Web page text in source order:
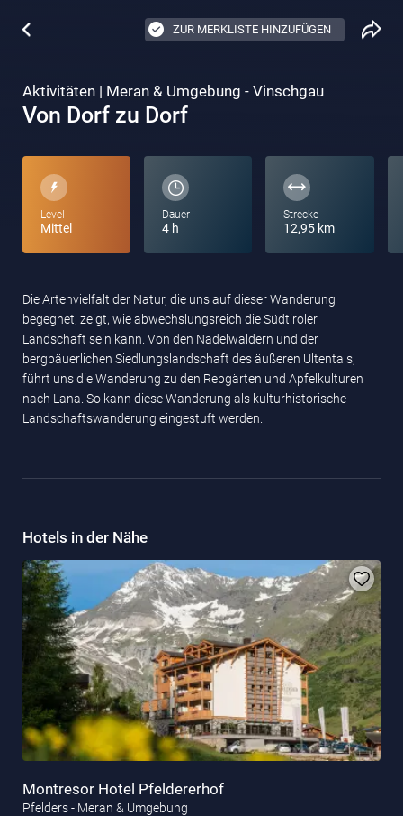
ZUR MERKLISTE HINZUFÜGEN
Aktivitäten | Meran & Umgebung - Vinschgau
Von Dorf zu Dorf
Level
Mittel
Dauer
4 h
Strecke
12,95 km
Die Artenvielfalt der Natur, die uns auf dieser Wanderung
begegnet, zeigt, wie abwechslungsreich die Südtiroler
Landschaft sein kann. Von den Nadelwäldern und der
bergbäuerlichen Siedlungslandschaft des äußeren Ultentals,
führt uns die Wanderung zu den Rebgärten und Apfelkulturen
nach Lana. So kann diese Wanderung als kulturhistorische
Landschaftswanderung eingestuft werden.
Hotels in der Nähe
Montresor Hotel Pfeldererhof
Pfelders - Meran & Umgebung